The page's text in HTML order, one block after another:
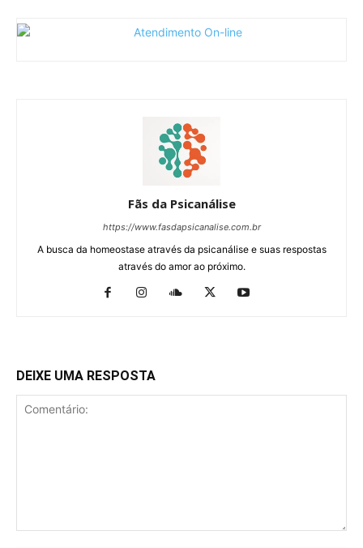
Fãs da Psicanálise
https://www.fasdapsicanalise.com.br
A busca da homeostase através da psicanálise e suas respostas
através do amor ao próximo.
DEIXE UMA RESPOSTA